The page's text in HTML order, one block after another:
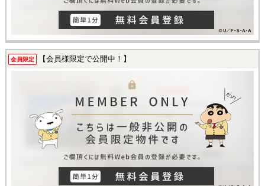
会員限定 【会員様限定で公開中！】